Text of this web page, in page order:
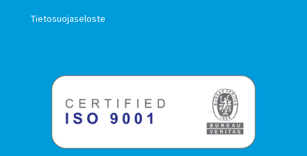
Tietosuojaseloste